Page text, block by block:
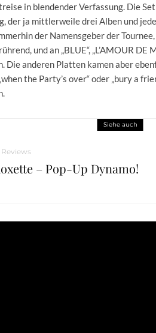
in blendender Verfassung. Die
der ja mittlerweile drei Alben und
der Namensgeber der
und an „BLUE“, „L’AMOUR
Die anderen Platten kamen aber
the Party’s over“ oder „bury a
Siehe auch
Reviews
– Pop-Up Dynamo!